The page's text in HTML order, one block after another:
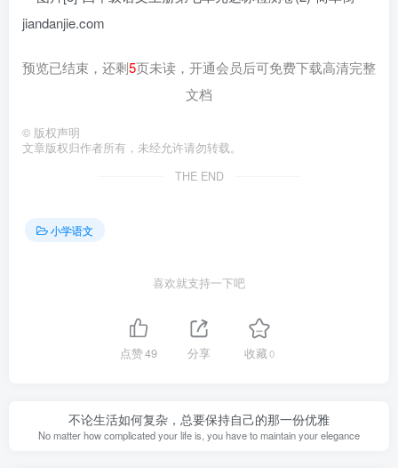
预览已结束，还剩5页未读，开通会员后可免费下载高清完整
文档
© 版权声明
文章版权归作者所有，未经允许请勿转载。
THE END
小学语文
喜欢就支持一下吧
点赞49 分享 收藏0
不论生活如何复杂，总要保持自己的那一份优雅
No matter how complicated your life is, you have to maintain your elegance